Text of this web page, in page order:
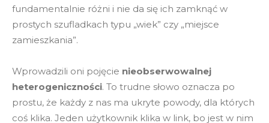
fundamentalnie różni i nie da się ich zamknąć w
prostych szufladkach typu „wiek” czy „miejsce
zamieszkania”.
Wprowadzili oni pojęcie nieobserwowalnej
heterogeniczności. To trudne słowo oznacza po
prostu, że każdy z nas ma ukryte powody, dla których
coś klika. Jeden użytkownik klika w link, bo jest w nim